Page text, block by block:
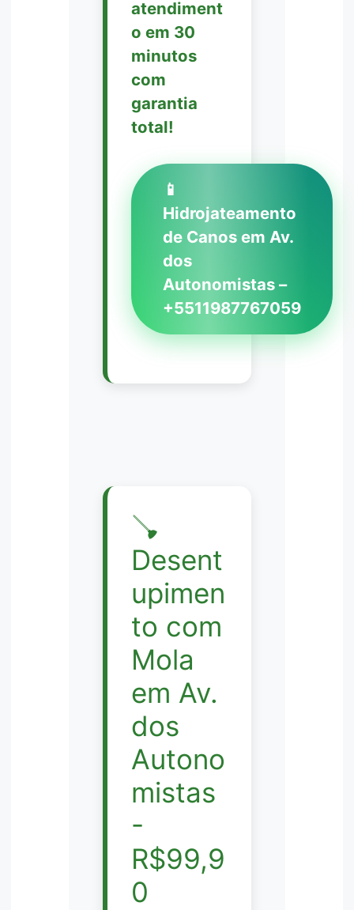
atendiment
o em 30
minutos
com
garantia
total!
📱
Hidrojateamento
de Canos em Av.
dos
Autonomistas –
+5511987767059
🪠
Desent
upimen
to com
Mola
em Av.
dos
Autono
mistas
-
R$99,9
0